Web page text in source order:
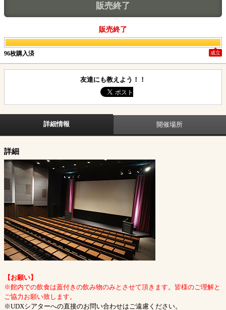
販売終了
販売終了
96枚購入済 成立
友達にも教えよう！！
詳細情報 開催場所
詳細
【お願い】
※館内での飲食は蓋付きの飲み物のみとさせて頂きます。皆様のご理解と
ご協力お願い致します。
※UDXシアターへの直接のお問い合わせはご遠慮ください。